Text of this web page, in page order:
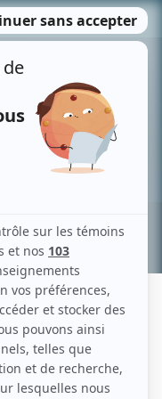
MENU
Recherche avancée »